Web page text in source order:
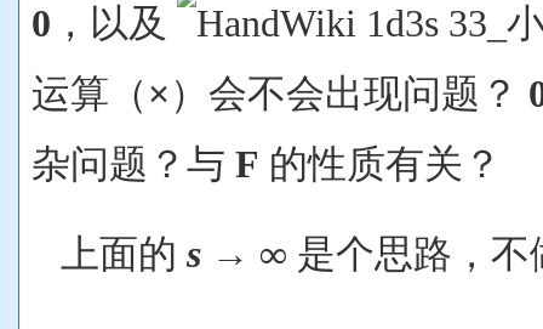
0 ，以及
运算（×）会不会出现问题？
杂问题？与 F 的性质有关？
上面的 s → ∞ 是个思路，